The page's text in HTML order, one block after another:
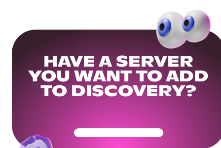
HAVE A SERVER
YOU WANT TO ADD
TO DISCOVERY?
Get Your Community Ready